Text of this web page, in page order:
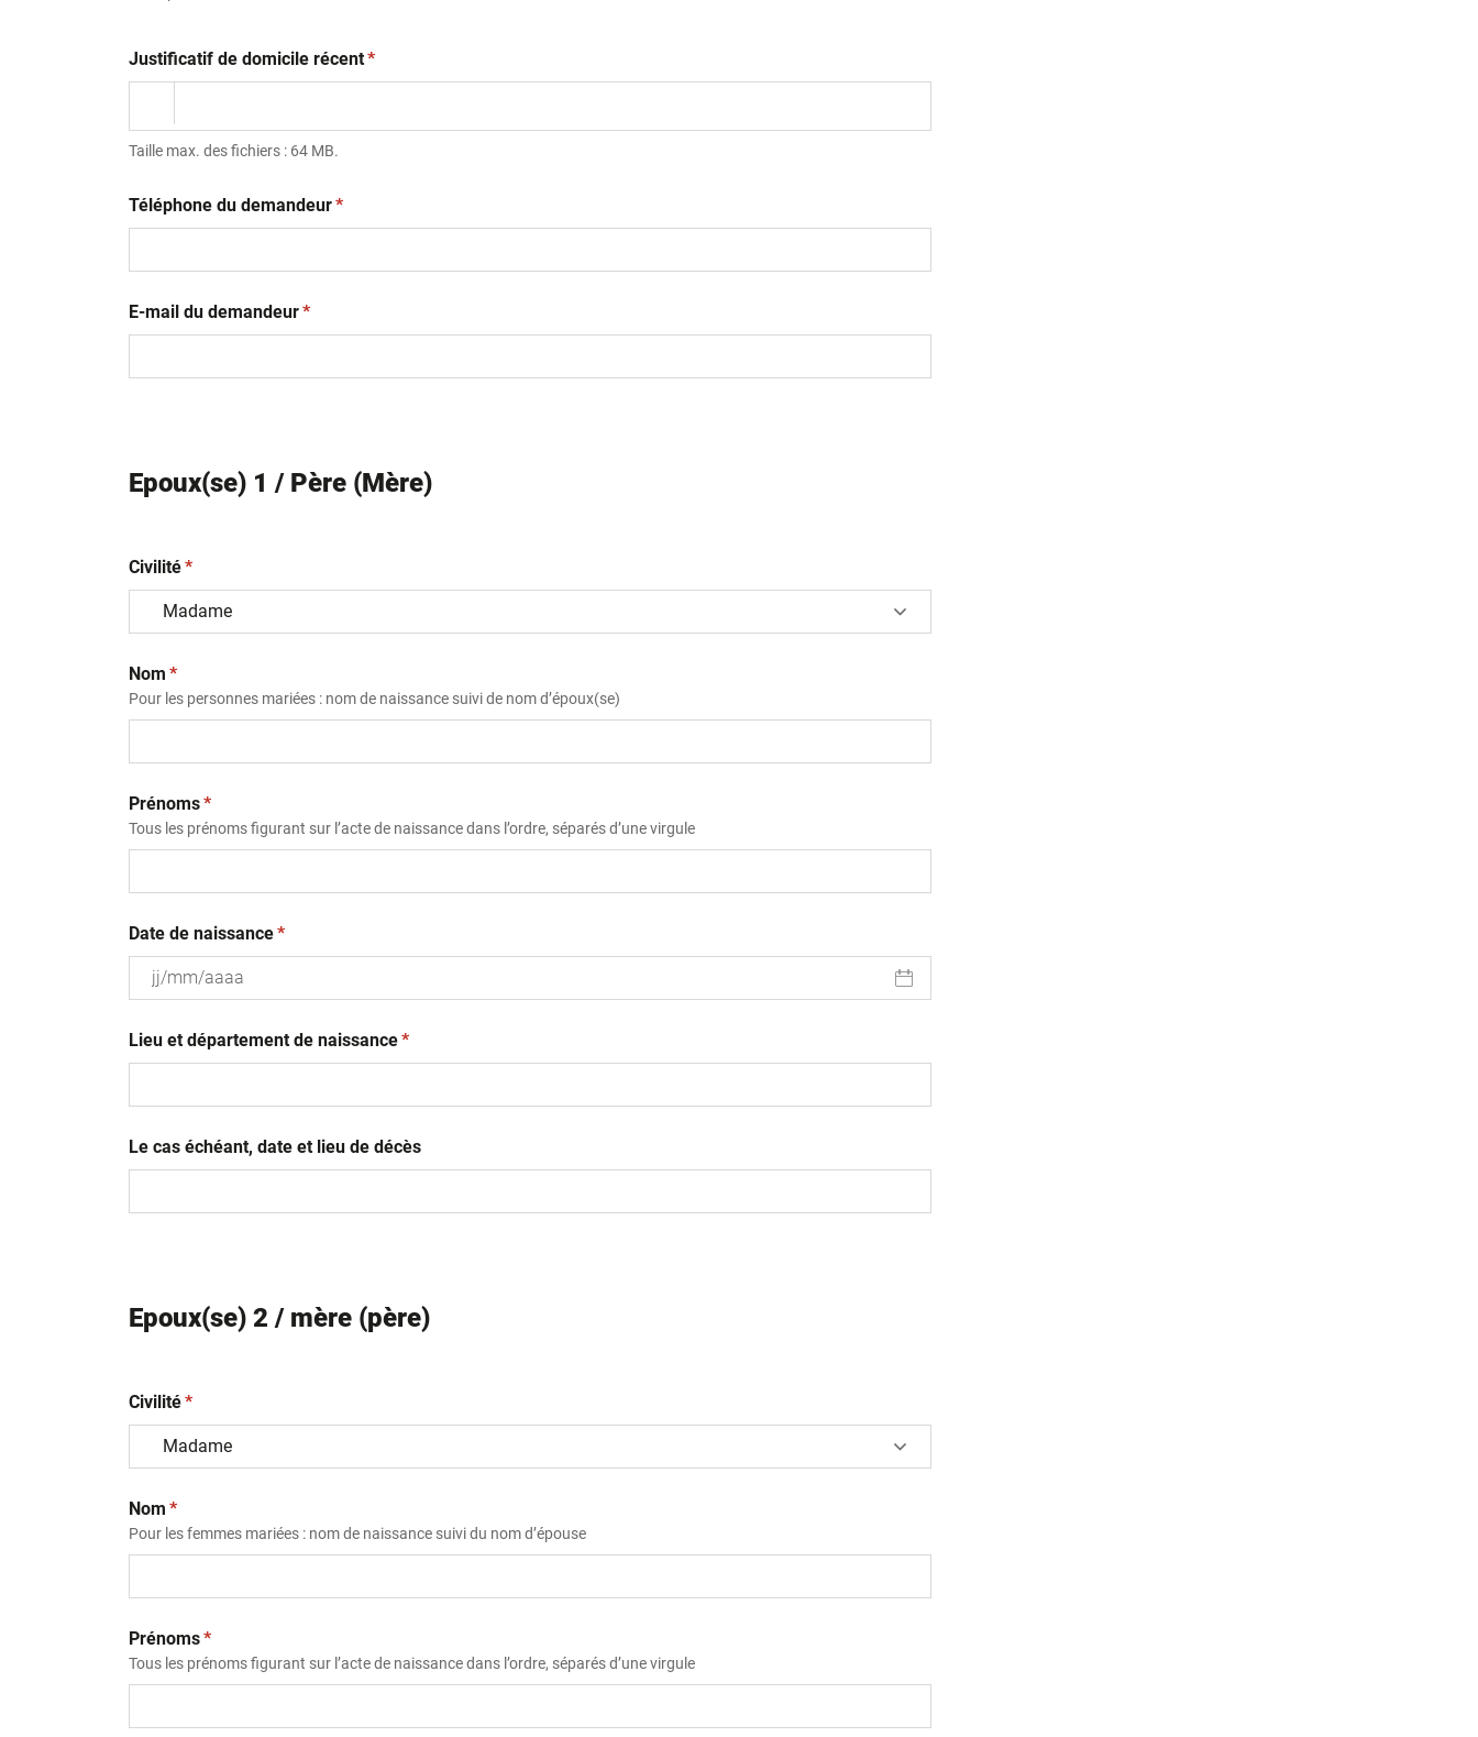
Justificatif de domicile récent(obligatoire)
*
Taille max. des fichiers : 64 MB.
Téléphone du demandeur(obligatoire)
*
E-mail du demandeur(obligatoire)
*
Epoux(se) 1 / Père (Mère)
Civilité(obligatoire)
*
Nom (obligatoire)
*
Pour les personnes mariées : nom de naissance suivi de nom d’époux(se)
Prénoms(obligatoire)
*
Tous les prénoms figurant sur l’acte de naissance dans l’ordre, séparés d’une virgule
Date de naissance(obligatoire)
*
slash
MM
Lieu et département de naissance(obligatoire)
*
Le cas échéant, date et lieu de décès
Epoux(se) 2 / mère (père)
Civilité(obligatoire)
*
Nom (obligatoire)
*
Pour les femmes mariées : nom de naissance suivi du nom d’épouse
Prénoms(obligatoire)
*
Tous les prénoms figurant sur l’acte de naissance dans l’ordre, séparés d’une virgule